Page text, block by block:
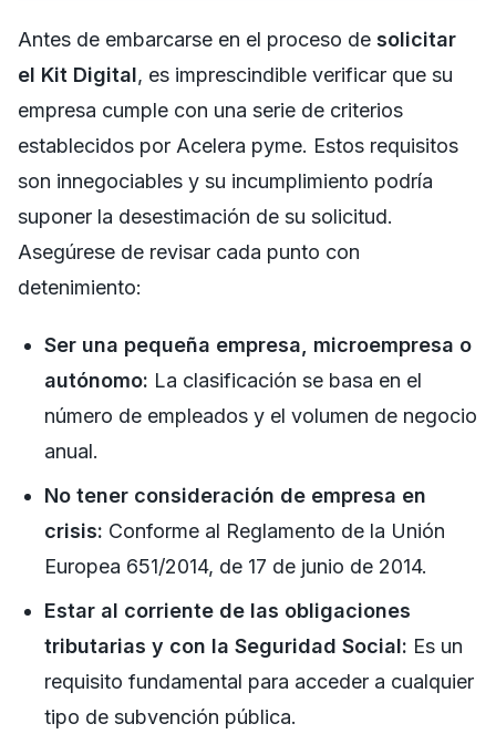
Antes de embarcarse en el proceso de solicitar
el Kit Digital, es imprescindible verificar que su
empresa cumple con una serie de criterios
establecidos por Acelera pyme. Estos requisitos
son innegociables y su incumplimiento podría
suponer la desestimación de su solicitud.
Asegúrese de revisar cada punto con
detenimiento:
Ser una pequeña empresa, microempresa o
autónomo: La clasificación se basa en el
número de empleados y el volumen de negocio
anual.
No tener consideración de empresa en
crisis: Conforme al Reglamento de la Unión
Europea 651/2014, de 17 de junio de 2014.
Estar al corriente de las obligaciones
tributarias y con la Seguridad Social: Es un
requisito fundamental para acceder a cualquier
tipo de subvención pública.